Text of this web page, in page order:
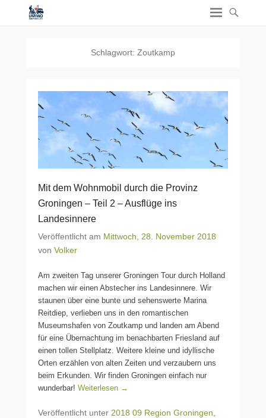
Schlagwort: Zoutkamp
Mit dem Wohnmobil durch die Provinz
Groningen – Teil 2 – Ausflüge ins
Landesinnere
Veröffentlicht am Mittwoch, 28. November 2018
von Volker
Am zweiten Tag unserer Groningen Tour durch Holland
machen wir einen Abstecher ins Landesinnere. Wir
staunen über eine bunte und sehenswerte Marina
Reitdiep, verlieben uns in den romantischen
Museumshafen von Zoutkamp und landen am Abend
für eine Übernachtung im benachbarten Friesland auf
einen tollen Stellplatz. Weitere kleine und idyllische
Orten erzählen von alten Zeiten und verzaubern uns
beim Erkunden. Wir finden Groningen einfach nur
wunderbar! Weiterlesen →
Veröffentlicht unter 2018 09 Region Groningen